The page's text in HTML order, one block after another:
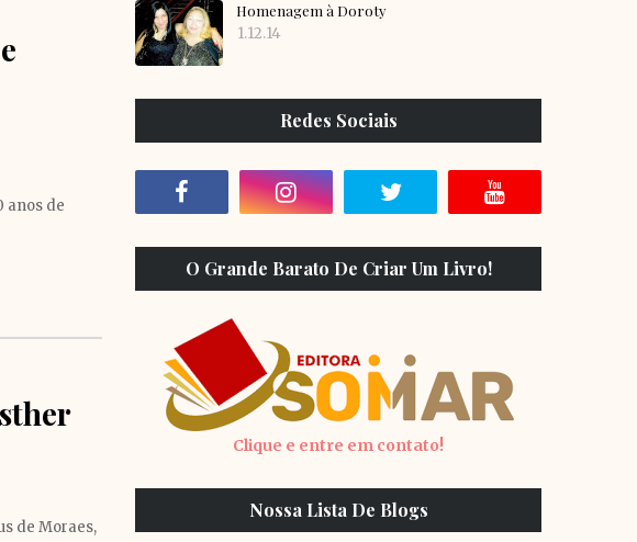
anos de
de Moraes,
Homenagem à Doroty
1.12.14
Redes Sociais
O Grande Barato De Criar Um Livro!
Clique e entre em contato!
Nossa Lista De Blogs